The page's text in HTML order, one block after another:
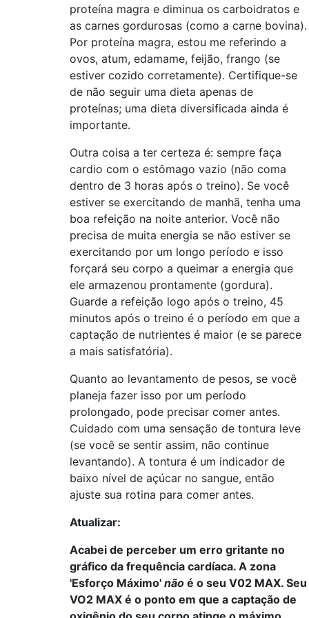
proteína magra e diminua os carboidratos e
as carnes gordurosas (como a carne bovina).
Por proteína magra, estou me referindo a
ovos, atum, edamame, feijão, frango (se
estiver cozido corretamente). Certifique-se
de não seguir uma dieta apenas de
proteínas; uma dieta diversificada ainda é
importante.
Outra coisa a ter certeza é: sempre faça
cardio com o estômago vazio (não coma
dentro de 3 horas após o treino). Se você
estiver se exercitando de manhã, tenha uma
boa refeição na noite anterior. Você não
precisa de muita energia se não estiver se
exercitando por um longo período e isso
forçará seu corpo a queimar a energia que
ele armazenou prontamente (gordura).
Guarde a refeição logo após o treino, 45
minutos após o treino é o período em que a
captação de nutrientes é maior (e se parece
a mais satisfatória).
Quanto ao levantamento de pesos, se você
planeja fazer isso por um período
prolongado, pode precisar comer antes.
Cuidado com uma sensação de tontura leve
(se você se sentir assim, não continue
levantando). A tontura é um indicador de
baixo nível de açúcar no sangue, então
ajuste sua rotina para comer antes.
Atualizar:
Acabei de perceber um erro gritante no
gráfico da frequência cardíaca. A zona
'Esforço Máximo' não é o seu V02 MAX. Seu
VO2 MAX é o ponto em que a captação de